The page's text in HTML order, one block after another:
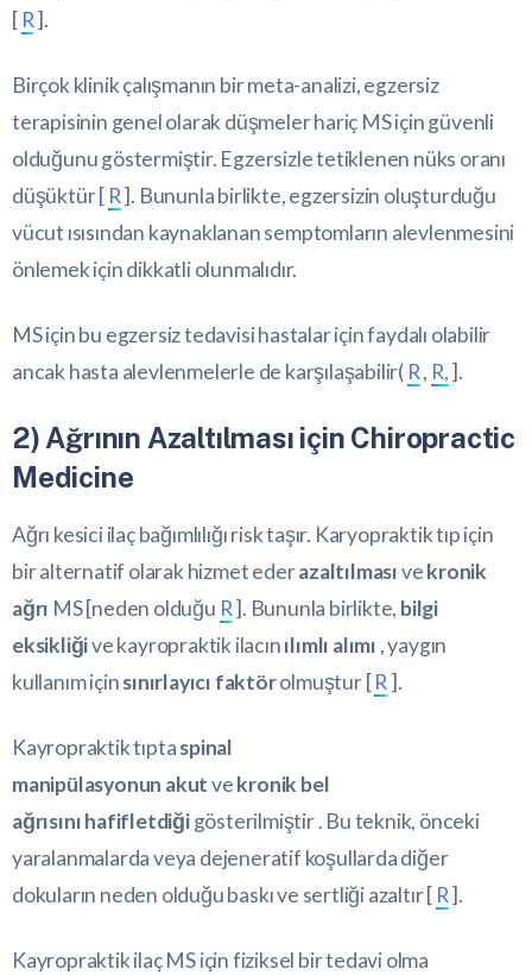
[ R].
Birçok klinik çalışmanın bir meta-analizi, egzersiz
terapisinin genel olarak düşmeler hariç MS için güvenli
olduğunu göstermiştir. Egzersizle tetiklenen nüks oranı
düşüktür [ R]. Bununla birlikte, egzersizin oluşturduğu
vücut ısısından kaynaklanan semptomların alevlenmesini
önlemek için dikkatli olunmalıdır.
MS için bu egzersiz tedavisi hastalar için faydalı olabilir
ancak hasta alevlenmelerle de karşılaşabilir( R, R,].
2) Ağrının Azaltılması için Chiropractic
Medicine
Ağrı kesici ilaç bağımlılığı risk taşır. Karyopraktik tıp için
bir alternatif olarak hizmet ederazaltılmasıvekronik
ağrı MS [neden olduğu R]. Bununla birlikte, bilgi
eksikliğive kayropraktik ilacınılımlı alımı , yaygın
kullanım içinsınırlayıcı faktörolmuştur [R ].
Kayropraktik tıptaspinal
manipülasyonun akutvekronik bel
ağrısını hafifletdiğigösterilmiştir . Bu teknik, önceki
yaralanmalarda veya dejeneratif koşullarda diğer
dokuların neden olduğu baskı ve sertliği azaltır [ R].
Kayropraktik ilaç MS için fiziksel bir tedavi olma